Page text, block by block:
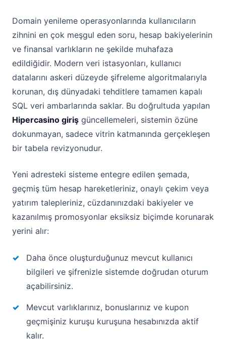
Domain yenileme operasyonlarında kullanıcıların
zihnini en çok meşgul eden soru, hesap bakiyelerinin
ve finansal varlıkların ne şekilde muhafaza
edildiğidir. Modern veri istasyonları, kullanıcı
datalarını askeri düzeyde şifreleme algoritmalarıyla
korunan, dış dünyadaki tehditlere tamamen kapalı
SQL veri ambarlarında saklar. Bu doğrultuda yapılan
Hipercasino giriş güncellemeleri, sistemin özüne
dokunmayan, sadece vitrin katmanında gerçekleşen
bir tabela revizyonudur.
Yeni adresteki sisteme entegre edilen şemada,
geçmiş tüm hesap hareketleriniz, onaylı çekim veya
yatırım talepleriniz, cüzdanınızdaki bakiyeler ve
kazanılmış promosyonlar eksiksiz biçimde korunarak
yerini alır:
Daha önce oluşturduğunuz mevcut kullanıcı
bilgileri ve şifrenizle sistemde doğrudan oturum
açabilirsiniz.
Mevcut varlıklarınız, bonuslarınız ve kupon
geçmişiniz kuruşu kuruşuna hesabınızda aktif
kalır.